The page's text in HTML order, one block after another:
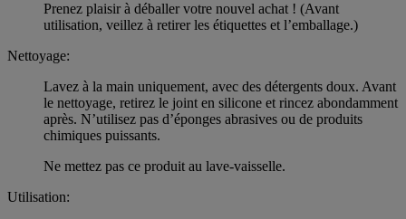
Prenez plaisir à déballer votre nouvel achat ! (Avant
utilisation, veillez à retirer les étiquettes et l’emballage.)
Nettoyage:
Lavez à la main uniquement, avec des détergents doux. Avant
le nettoyage, retirez le joint en silicone et rincez abondamment
après. N’utilisez pas d’éponges abrasives ou de produits
chimiques puissants.
Ne mettez pas ce produit au lave-vaisselle.
Utilisation: